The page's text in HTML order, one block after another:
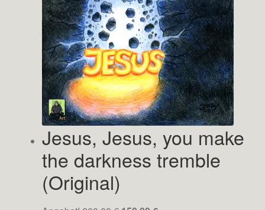
Jesus, Jesus, you make
the darkness tremble
(Original)